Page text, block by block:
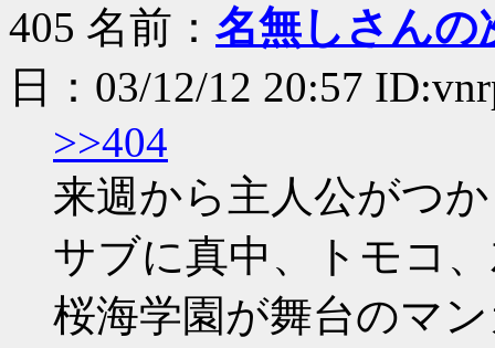
405 名前： 名無しさんの
日：03/12/12 20:57
>>404
来週から主人公がつ
サブに真中、トモコ
桜海学園が舞台のマ